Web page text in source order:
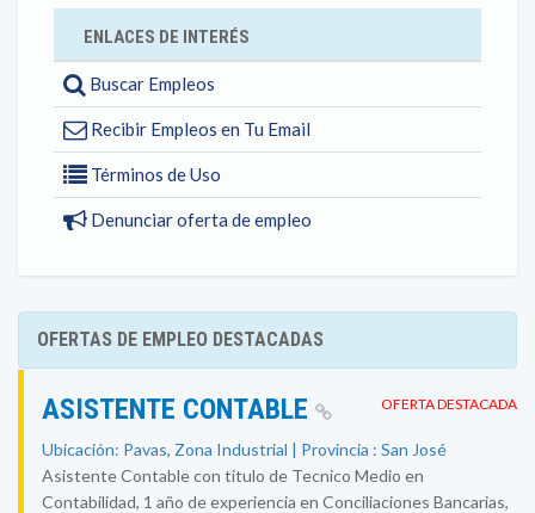
ENLACES DE INTERÉS
Buscar Empleos
Recibir Empleos en Tu Email
Términos de Uso
Denunciar oferta de empleo
OFERTAS DE EMPLEO DESTACADAS
OFERTA DESTACADA
ASISTENTE CONTABLE
Ubicación: Pavas, Zona Industrial | Provincia : San José
Asistente Contable con titulo de Tecnico Medio en
Contabilidad, 1 año de experiencia en Conciliaciones Bancarias,